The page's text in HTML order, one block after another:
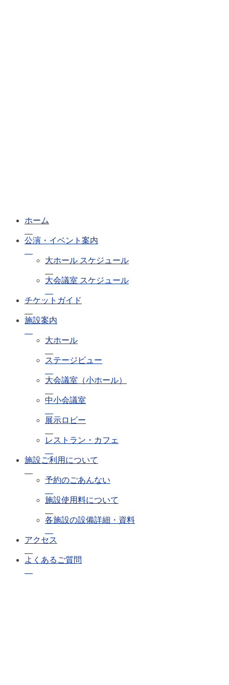
ホーム
公演・イベント案内
大ホール スケジュール
大会議室 スケジュール
チケットガイド
施設案内
大ホール
ステージビュー
大会議室（小ホール）
中小会議室
展示ロビー
レストラン・カフェ
施設ご利用について
予約のごあんない
施設使用料について
各施設の設備詳細・資料
アクセス
よくあるご質問